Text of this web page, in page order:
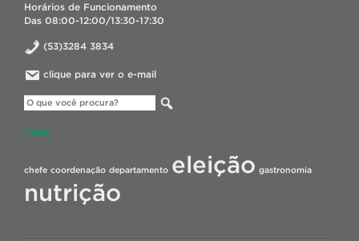
Horários de Funcionamento
Das 08:00-12:00/13:30-17:30
(53)3284 3834
clique para ver o e-mail
TAGS
chefe coordenação departamento eleição gastronomia
nutrição